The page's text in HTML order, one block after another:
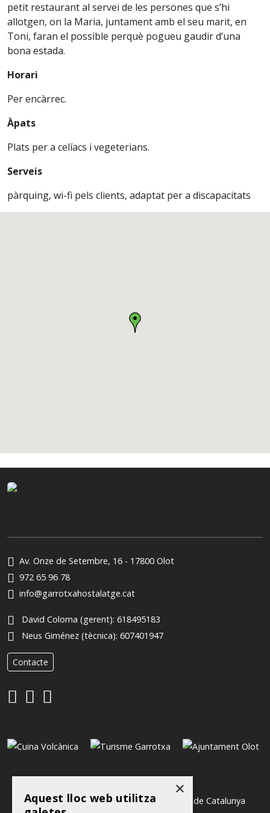
petit restaurant al servei de les persones que s’hi
allotgen, on la Maria, juntament amb el seu marit, en
Toni, faran el possible perquè pogueu gaudir d’una
bona estada.
Horari
Per encàrrec.
Àpats
Plats per a celíacs i vegeterians.
Serveis
pàrquing, wi-fi pels clients, adaptat per a discapacitats
Av. Onze de Setembre, 16 - 17800 Olot
972 65 96 78
info@garrotxahostalatge.cat
David Coloma (gerent): 618495183
Neus Giménez (tècnica): 607401947
Contacte
×
Aquest lloc web utilitza